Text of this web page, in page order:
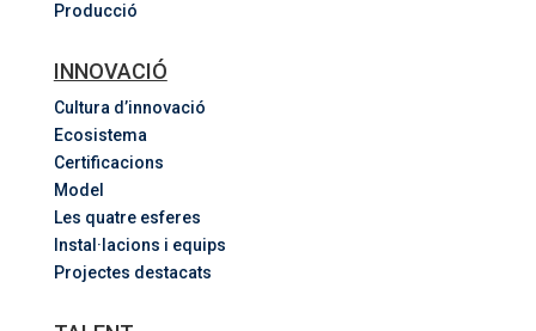
Producció
INNOVACIÓ
Cultura d’innovació
Ecosistema
Certificacions
Model
Les quatre esferes
Instal·lacions i equips
Projectes destacats